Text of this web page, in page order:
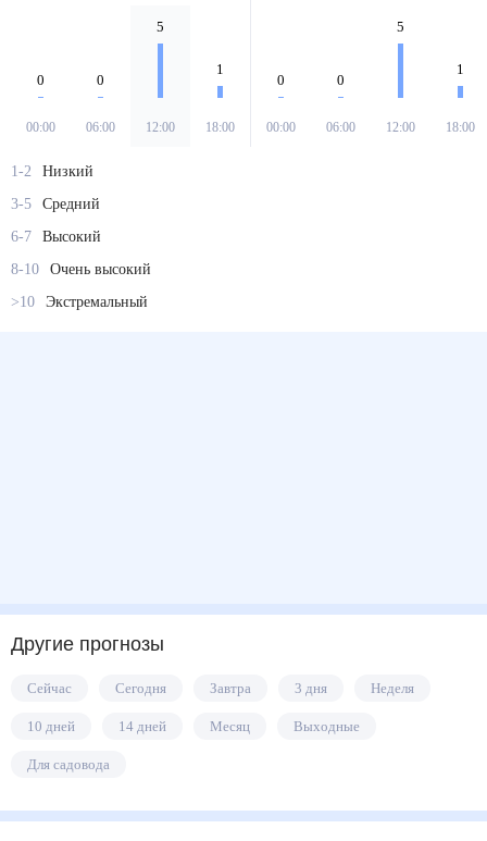
0
00:00
0
06:00
5
12:00
1
18:00
0
00:00
0
06:00
5
12:00
1
18:00
1-2
Низкий
3-5
Средний
6-7
Высокий
8-10
Очень высокий
>10
Экстремальный
Другие прогнозы
Сейчас Сегодня Завтра 3 дня Неделя
10 дней 14 дней Месяц Выходные
Для садовода